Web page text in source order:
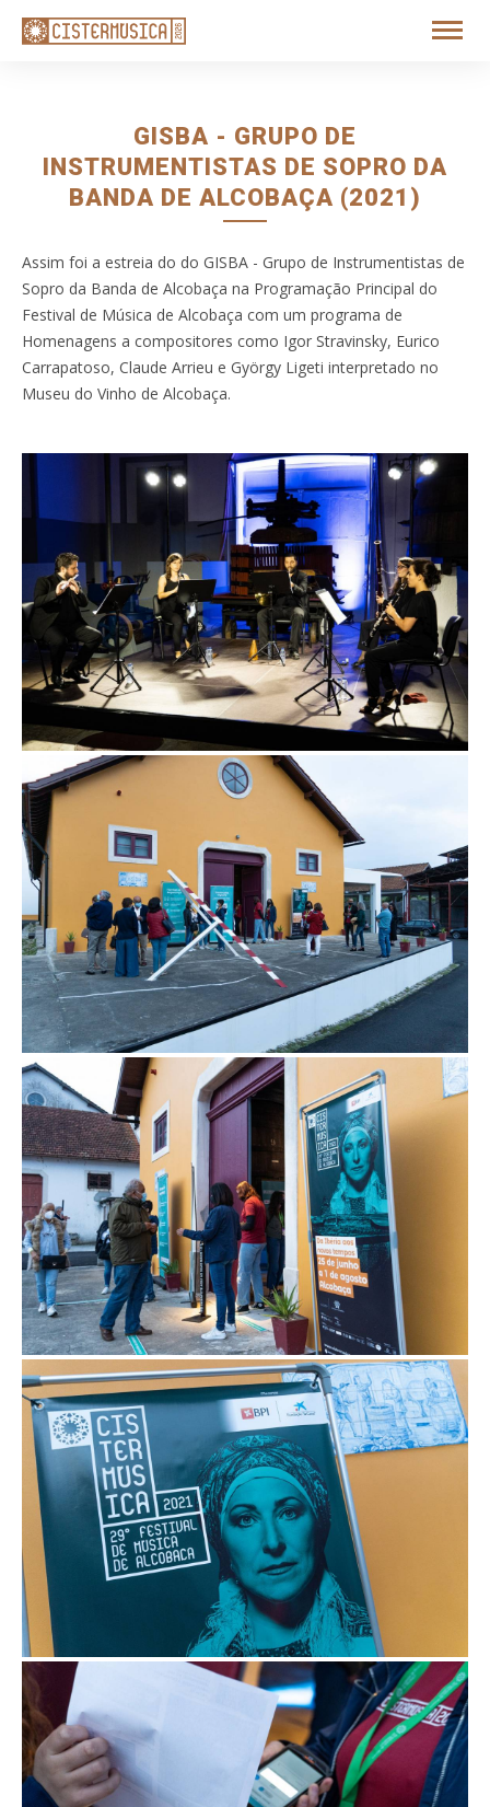
GISBA - GRUPO DE
INSTRUMENTISTAS DE SOPRO DA
BANDA DE ALCOBAÇA (2021)
Assim foi a estreia do do GISBA - Grupo de Instrumentistas de
Sopro da Banda de Alcobaça na Programação Principal do
Festival de Música de Alcobaça com um programa de
Homenagens a compositores como Igor Stravinsky, Eurico
Carrapatoso, Claude Arrieu e György Ligeti interpretado no
Museu do Vinho de Alcobaça.